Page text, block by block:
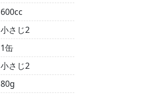
600cc
小さじ2
1缶
小さじ2
80g